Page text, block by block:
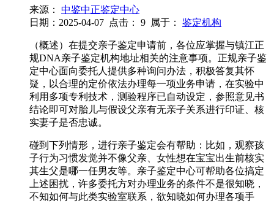
来源：
中鉴中正鉴定中心
日期：2025-04-07 点击： 9 属于： 鉴定机构
（概述）在提交亲子鉴定申请前，各位应掌握与镇江正
规DNA亲子鉴定机构地址相关的注意事项。正规亲子鉴
定中心面向委托人提供多种询问办法，积极答复其怀
疑，以合理的定价依法办理每一项业务申请，在实验中
利用多项专利技术，测验程序已自动设定，参照意见书
结论即可对胎儿与假设父亲有无亲子关系进行印证、核
实妻子是否忠诚。
碰到下列情形，进行亲子鉴定会有帮助：比如，观察孩
子行为习惯发觉并不像父亲、女性想在宝宝出生前核实
其生父是哪一任男友等。亲子鉴定中心可帮助各位搞定
上述困扰，许多委托方对办理业务的条件不是很知晓，
不知如何与此类实验室联系，欲知晓如何办理各项手